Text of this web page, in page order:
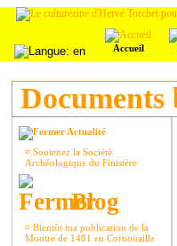
Accueil
Documents
Actualité
¤ Soutenez la Société
Archéologique du Finistère
Blog
¤ Bientôt ma publication de la
Montre de 1481 en Cornouaille